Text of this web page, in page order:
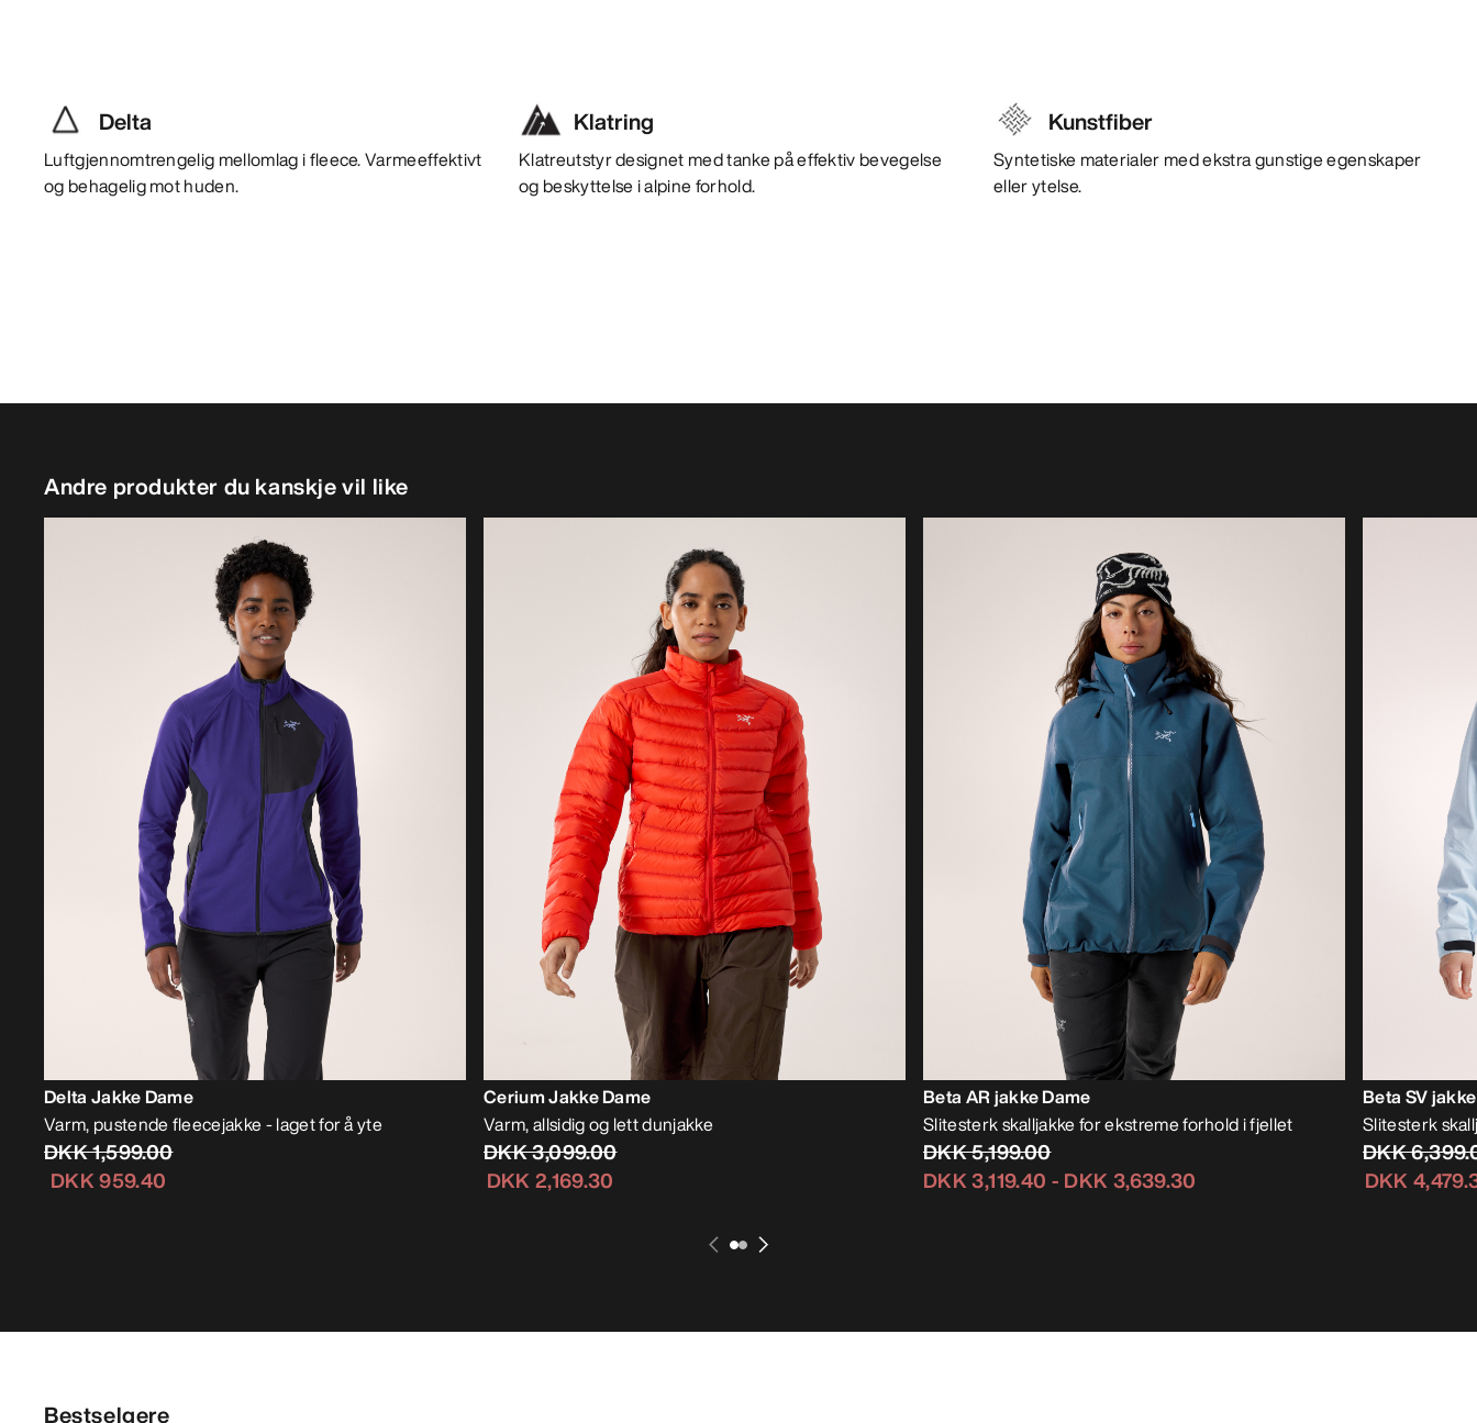
Delta
Luftgjennomtrengelig mellomlag i fleece. Varmeeffektivt
og behagelig mot huden.
Klatring
Klatreutstyr designet med tanke på effektiv bevegelse
og beskyttelse i alpine forhold.
Kunstfiber
Syntetiske materialer med ekstra gunstige egenskaper
eller ytelse.
Andre produkter du kanskje vil like
Delta Jakke Dame
Varm, pustende fleecejakke - laget for å yte
DKK 1,599.00
DKK 959.40
Cerium Jakke Dame
Varm, allsidig og lett dunjakke
DKK 3,099.00
DKK 2,169.30
Beta AR jakke Dame
Slitesterk skalljakke for ekstreme forhold i fjellet
DKK 5,199.00
DKK 3,119.40 - DKK 3,639.30
Beta SV
Slitesterk
DKK
DKK
Bestselgere